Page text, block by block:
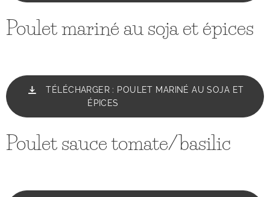
Poulet mariné au soja et épices
TÉLÉCHARGER : POULET MARINÉ AU SOJA ET
ÉPICES
Poulet sauce tomate/basilic